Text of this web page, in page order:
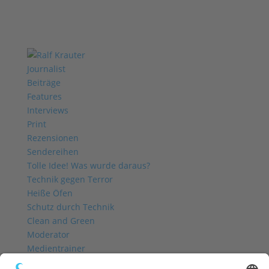
Journalist
Beiträge
Features
Interviews
Print
Rezensionen
Sendereihen
Tolle Idee! Was wurde daraus?
Technik gegen Terror
Heiße Öfen
Schutz durch Technik
Clean and Green
Moderator
Medientrainer